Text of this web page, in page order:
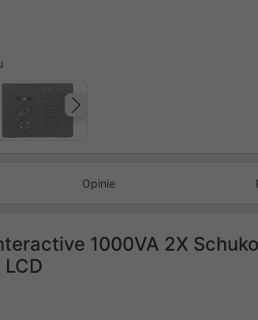
Opinie
1000VA 2X